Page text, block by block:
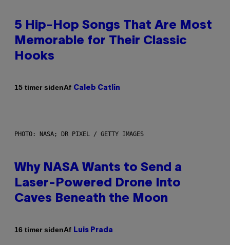
5 Hip-Hop Songs That Are Most
Memorable for Their Classic
Hooks
15 timer sidenAf Caleb Catlin
PHOTO: NASA; DR PIXEL / GETTY IMAGES
Why NASA Wants to Send a
Laser-Powered Drone Into
Caves Beneath the Moon
16 timer sidenAf Luis Prada